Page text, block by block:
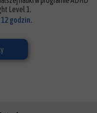
Level 1.
12 godzin.